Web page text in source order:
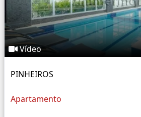
Vídeo
PINHEIROS
Apartamento